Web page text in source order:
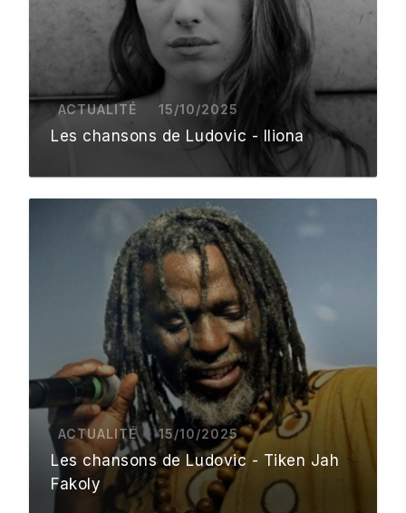
ACTUALITÉ 15/10/2025
Les chansons de Ludovic - Iliona
ACTUALITÉ 15/10/2025
Les chansons de Ludovic - Tiken Jah
Fakoly